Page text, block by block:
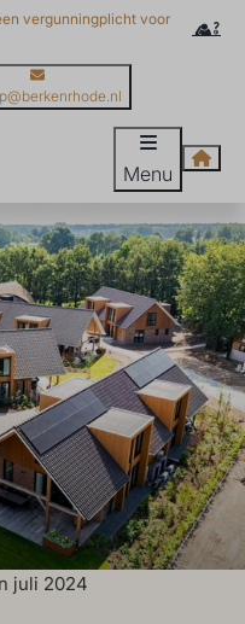
vergunningplicht voor
Menu
juli 2024